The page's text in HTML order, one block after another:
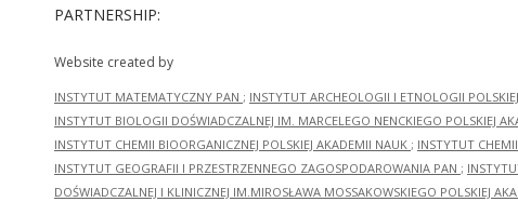
PARTNERSHIP:
Website created by
INSTYTUT MATEMATYCZNY PAN ; INSTYTUT ARCHEOLOGII I ETNOLOGII
INSTYTUT BIOLOGII DOŚWIADCZALNEJ IM. MARCELEGO NENCKIEGO POLSKIEJ
INSTYTUT CHEMII BIOORGANICZNEJ POLSKIEJ AKADEMII NAUK ; INSTYTUT
INSTYTUT GEOGRAFII I PRZESTRZENNEGO ZAGOSPODAROWANIA PAN ;
DOŚWIADCZALNEJ I KLINICZNEJ IM.MIROSŁAWA MOSSAKOWSKIEGO POLSKIEJ